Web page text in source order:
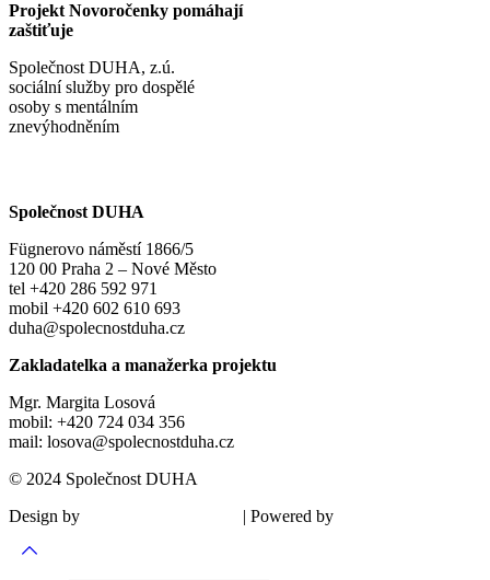
Projekt Novoročenky pomáhají
zaštiťuje
Společnost DUHA, z.ú.
sociální služby pro dospělé
osoby s mentálním
znevýhodněním
Společnost DUHA
Fügnerovo náměstí 1866/5
120 00 Praha 2 – Nové Město
tel +420 286 592 971
mobil +420 602 610 693
duha@spolecnostduha.cz
Zakladatelka a manažerka projektu
Mgr. Margita Losová
mobil: +420 724 034 356
mail: losova@spolecnostduha.cz
© 2024 Společnost DUHA
Design by
| Powered by